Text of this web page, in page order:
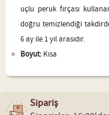
uçlu peruk fırçası
doğru temizlendiği
6 ay ile 1 yıl arasıdır.
Boyut: Kısa
Sipariş